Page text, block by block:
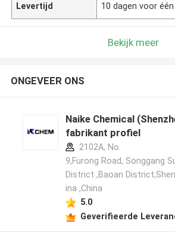
Levertijd 10 dagen voor
Bekijk meer
ONGEVEER ONS
Naike Chemical
fabrikant profiel
2102A, No.
9,Furong Road, Songgang
District ,Baoan
ina ,China
5.0
Geverifieerde